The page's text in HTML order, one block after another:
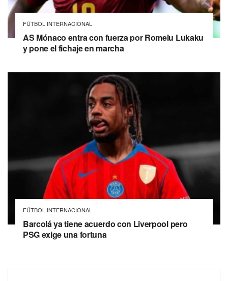
FÚTBOL INTERNACIONAL
AS Mónaco entra con fuerza por Romelu Lukaku
y pone el fichaje en marcha
FÚTBOL INTERNACIONAL
Barcolá ya tiene acuerdo con Liverpool pero
PSG exige una fortuna